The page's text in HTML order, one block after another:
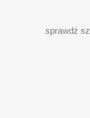
sprawdź